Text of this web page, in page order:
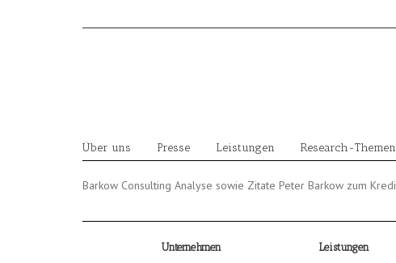
Über uns Presse Leistungen Research-Themen
Barkow Consulting Analyse sowie Zitate Peter Barkow zum
Unternehmen Leistungen